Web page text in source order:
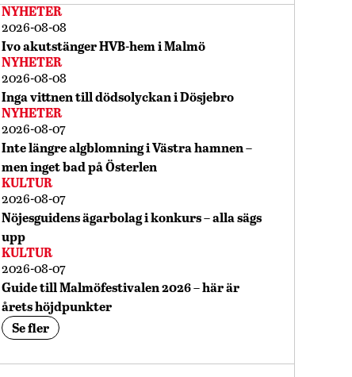
NYHETER
2026-08-08
Ivo akutstänger HVB-hem i Malmö
NYHETER
2026-08-08
Inga vittnen till dödsolyckan i Dösjebro
NYHETER
2026-08-07
Inte längre algblomning i Västra hamnen –
men inget bad på Österlen
KULTUR
2026-08-07
Nöjesguidens ägarbolag i konkurs – alla sägs
upp
KULTUR
2026-08-07
Guide till Malmöfestivalen 2026 – här är
årets höjdpunkter
Se fler